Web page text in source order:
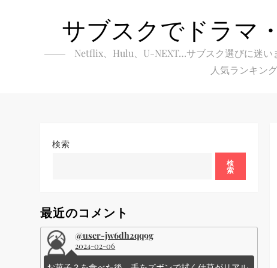
サブスクでドラマ
Netflix、Hulu、U-NEXT…サブスク選びに迷い
人気ランキン
検索
検
索
最近のコメント
@user-jw6dh2qq9g
2024-02-06